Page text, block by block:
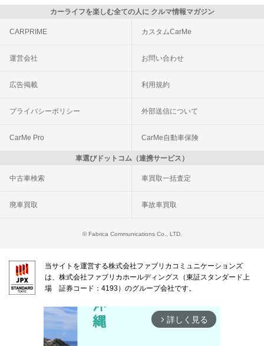
カーライフを楽しむ全ての人に クルマ情報マガジン
CARPRIME カスタムCarMe
運営会社 お問い合わせ
広告掲載 利用規約
プライバシーポリシー 外部送信について
CarMe Pro CarMe自動車保険
車選びドットコム（連携サービス）
中古車検索 車買取一括査定
廃車買取 事故車買取
© Fabrica Communications Co., LTD.
当サイトを運営する株式会社ファブリカコミュニケーションズ
は、株式会社ファブリカホールディングス（東証スタンダード上
場 証券コード：4193）のグループ会社です。
arrow_forward_ios 詳しく見る